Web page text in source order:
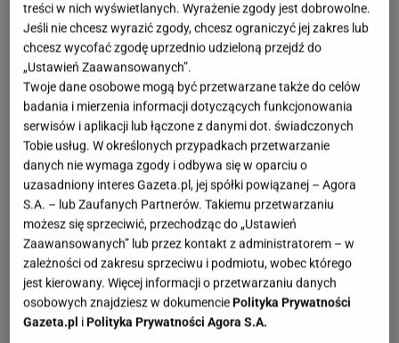
Małgorzata Teodorska zrezygnuje z rozwijania
kariery aktorskiej. Decyzja o przeprowadzce do
Dubaju oznaczała dla niej rozpoczęcie zupełnie
nowego rozdziału. Choć początkowo wszystko
układało się idealnie, po powrocie do kraju musiała
zmierzyć się z zawodowymi konsekwencjami
kilkuletniej nieobecności. Dziś jej życie wygląda już
zupełnie inaczej.
treści w nich wyświetlanych. Wyrażenie zgody jest dobrowolne.
Jeśli nie chcesz wyrazić zgody, chcesz ograniczyć jej zakres lub
chcesz wycofać zgodę uprzednio udzieloną przejdź do
„Ustawień Zaawansowanych”.
Twoje dane osobowe mogą być przetwarzane także do celów
badania i mierzenia informacji dotyczących funkcjonowania
serwisów i aplikacji lub łączone z danymi dot. świadczonych
Tobie usług. W określonych przypadkach przetwarzanie
danych nie wymaga zgody i odbywa się w oparciu o
uzasadniony interes Gazeta.pl, jej spółki powiązanej – Agora
S.A. – lub Zaufanych Partnerów. Takiemu przetwarzaniu
możesz się sprzeciwić, przechodząc do „Ustawień
Zaawansowanych” lub przez kontakt z administratorem – w
zależności od zakresu sprzeciwu i podmiotu, wobec którego
jest kierowany. Więcej informacji o przetwarzaniu danych
osobowych znajdziesz w dokumenciePolityka Prywatności
Gazeta.pl iPolityka Prywatności Agora S.A.